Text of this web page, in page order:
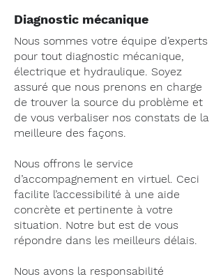
Diagnostic mécanique
Nous sommes votre équipe d’experts
pour tout diagnostic mécanique,
électrique et hydraulique. Soyez
assuré que nous prenons en charge
de trouver la source du problème et
de vous verbaliser nos constats de la
meilleure des façons.
Nous offrons le service
d’accompagnement en virtuel. Ceci
facilite l’accessibilité à une aide
concrète et pertinente à votre
situation. Notre but est de vous
répondre dans les meilleurs délais.
Nous avons la responsabilité